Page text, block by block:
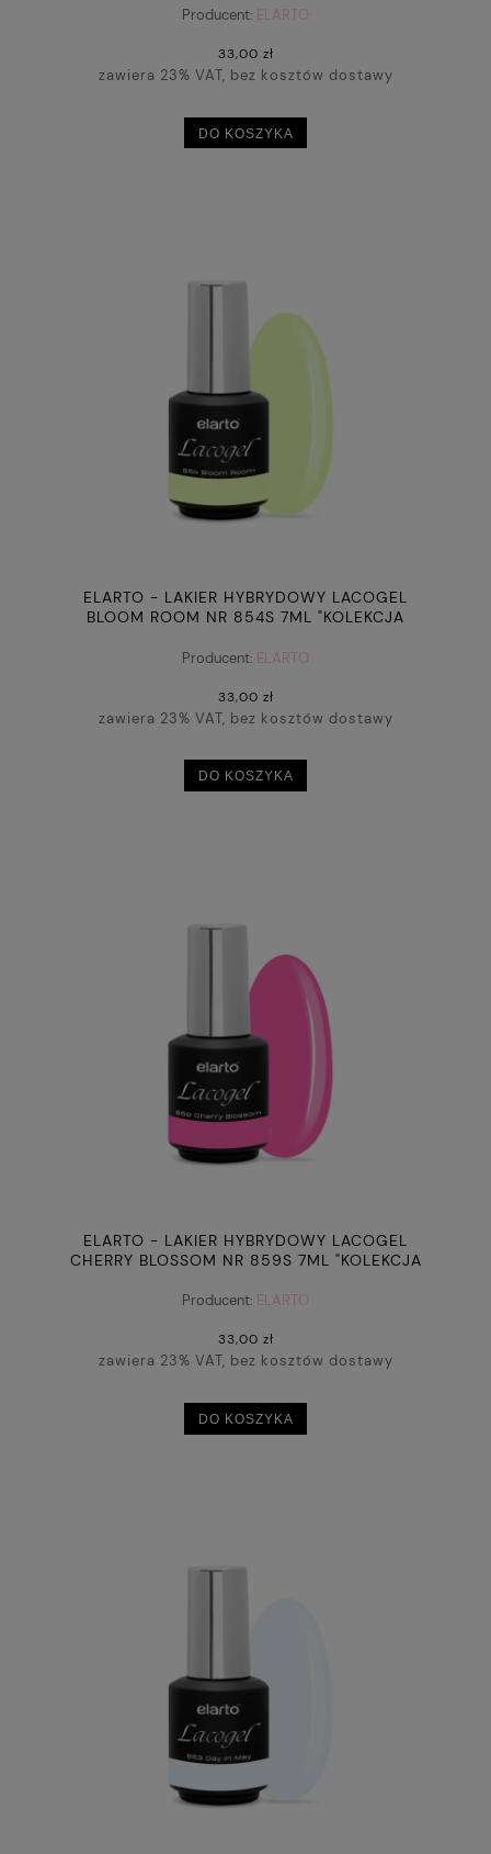
Producent: ELARTO
33,00 zł
zawiera 23% VAT, bez kosztów dostawy
DO KOSZYKA
ELARTO - LAKIER HYBRYDOWY LACOGEL
BLOOM ROOM NR 854S 7ML "KOLEKCJA
Producent: ELARTO
33,00 zł
zawiera 23% VAT, bez kosztów dostawy
DO KOSZYKA
ELARTO - LAKIER HYBRYDOWY LACOGEL
CHERRY BLOSSOM NR 859S 7ML "KOLEKCJA
Producent: ELARTO
33,00 zł
zawiera 23% VAT, bez kosztów dostawy
DO KOSZYKA